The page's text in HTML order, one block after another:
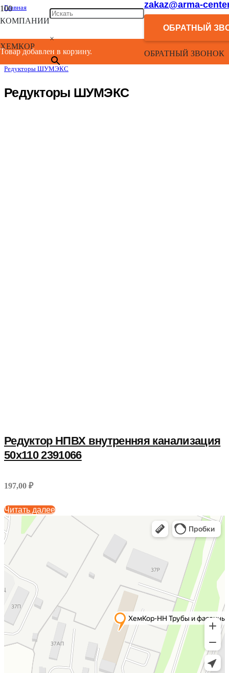
КОМПАНИИ
ХЕМКОР
×
zakaz@arma-
ОБРАТНЫЙ
ОБРАТНЫЙ ЗВОНОК
Товар добавлен в корзину.
Главная
/
Каталог
Системы внутренней малошумной канализации “Шумекс”
/
Канализационные фасонные изделия ШУМЭКС
Редукторы ШУМЭКС
Редукторы ШУМЭКС
Редуктор НПВХ внутренняя канализация
50x110 2391066
197,00 ₽
Читать далее